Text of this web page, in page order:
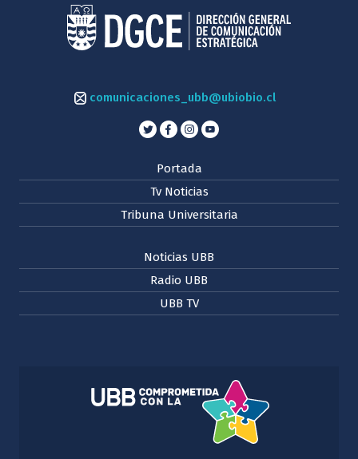
comunicaciones_ubb@ubiobio.cl
Portada
Tv Noticias
Tribuna Universitaria
Noticias UBB
Radio UBB
UBB TV